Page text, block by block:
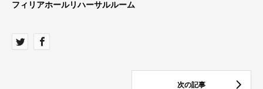
フィリアホールリハーサルルーム